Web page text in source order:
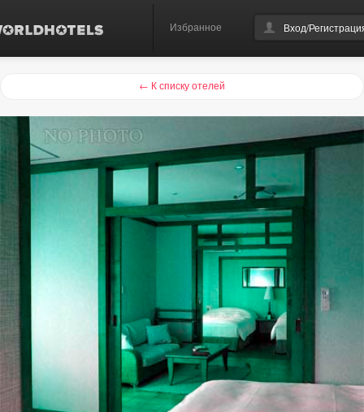
Избранное Вход/
← К списку отелей